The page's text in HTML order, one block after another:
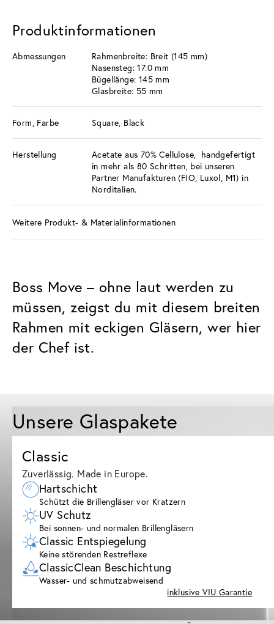
Produktinformationen
Abmessungen
Rahmenbreite: Breit (145 mm)
Nasensteg: 17.0 mm
Bügellänge: 145 mm
Glasbreite: 55 mm
Form, Farbe Square, Black
Herstellung
Acetate aus 70% Cellulose, handgefertigt
in mehr als 80 Schritten, bei unseren
Partner Manufakturen (FIO, Luxol, M1) in
Norditalien.
Weitere Produkt- & Materialinformationen
Boss Move – ohne laut werden zu
müssen, zeigst du mit diesem breiten
Rahmen mit eckigen Gläsern, wer hier
der Chef ist.
Unsere Glaspakete
Classic
Zuverlässig. Made in Europe.
Hartschicht
Schützt die Brillengläser vor Kratzern
UV Schutz
Bei sonnen- und normalen Brillengläsern
Classic Entspiegelung
Keine störenden Restreflexe
ClassicClean Beschichtung
Wasser- und schmutzabweisend
inklusive VIU Garantie